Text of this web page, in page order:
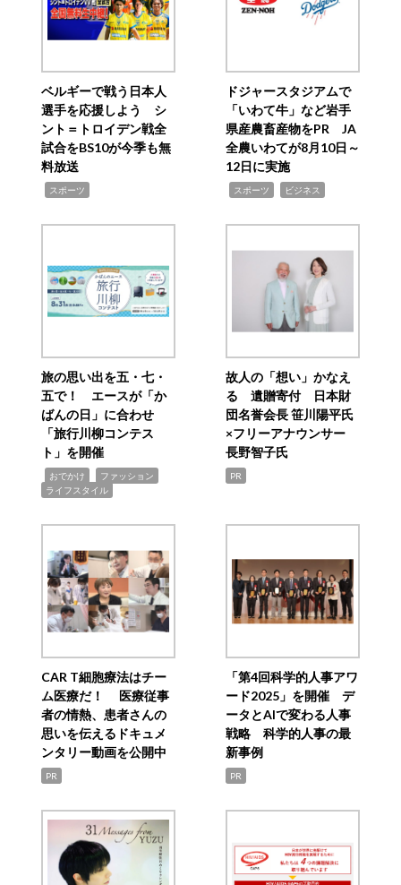
ベルギーで戦う日本人
選手を応援しよう シ
ント＝トロイデン戦全
試合をBS10が今季も無
料放送
スポーツ
ドジャースタジアムで
「いわて牛」など岩手
県産農畜産物をPR JA
全農いわてが8月10日～
12日に実施
スポーツ ビジネス
旅の思い出を五・七・
五で！ エースが「か
ばんの日」に合わせ
「旅行川柳コンテス
ト」を開催
おでかけ ファッション
ライフスタイル
故人の「想い」かなえ
る 遺贈寄付 日本財
団名誉会長 笹川陽平氏
×フリーアナウンサー
長野智子氏
PR
CAR T細胞療法はチー
ム医療だ！ 医療従事
者の情熱、患者さんの
思いを伝えるドキュメ
ンタリー動画を公開中
PR
「第4回科学的人事アワ
ード2025」を開催 デ
ータとAIで変わる人事
戦略 科学的人事の最
新事例
PR